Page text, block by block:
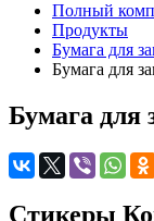
Полный
Продукты
Бумага для
Бумага для
Бумага для
Стикеры